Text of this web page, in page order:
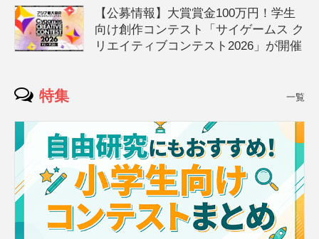
【公募情報】大賞賞金100万円！学生
向け創作コンテスト「サイゲームス ク
リエイティブコンテスト2026」が開催
特集 一覧